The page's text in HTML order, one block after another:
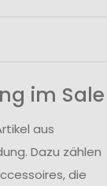
im Sale
aus
Dazu zählen
die